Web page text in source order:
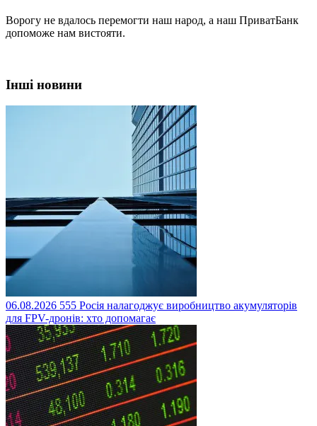
Ворогу не вдалось перемогти наш народ, а наш ПриватБанк
допоможе нам вистояти.
Інші новини
06.08.2026 555 Росія налагоджує виробництво акумуляторів
для FPV-дронів: хто допомагає